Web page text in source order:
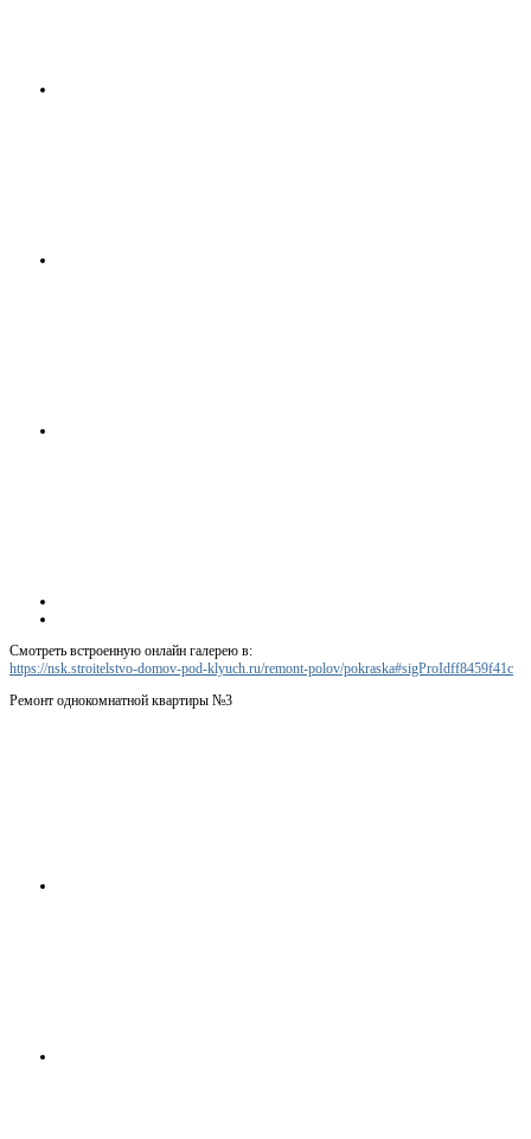
Смотреть встроенную онлайн галерею в:
https://nsk.stroitelstvo-domov-pod-klyuch.ru/remont-polov/pokraska#sigProIdff8459f41c
Ремонт однокомнатной квартиры №3